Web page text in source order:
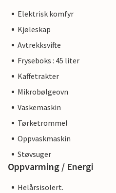
Elektrisk komfyr
Kjøleskap
Avtrekksvifte
Fryseboks : 45 liter
Kaffetrakter
Mikrobølgeovn
Vaskemaskin
Tørketrommel
Oppvaskmaskin
Støvsuger
Oppvarming / Energi
Helårsisolert.